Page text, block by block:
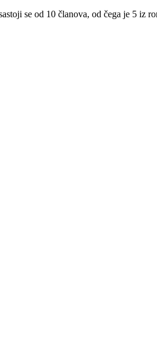
se od 10 članova, od čega je 5 iz